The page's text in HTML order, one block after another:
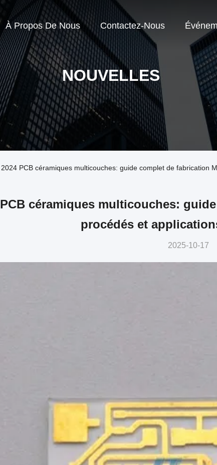
À Propos De Nous Contactez-Nous
NOUVELLES
PCB céramiques multicouches: guide complet de fabrication
céramiques multicouches:
procédés et
2025-10-17